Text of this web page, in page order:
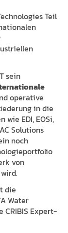
Teil
sein
operative
in die
wie EDI, EOSi,
Solutions
noch
von
die
Water
CRIBIS Expert-